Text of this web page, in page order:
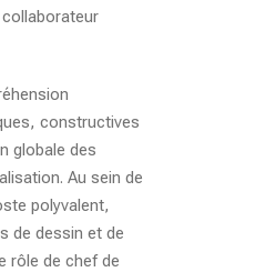
collaborateur
constructives
globale des
Au sein de
polyvalent,
de dessin et de
rôle de chef de